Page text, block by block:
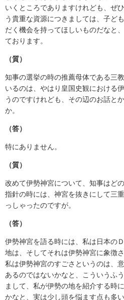
いくところでありますけれども、ぜ
う貴重な資源につきましては、子ど
だく機会を持ってほしいものだなと
ております。
（質）
知事の選挙の時の推薦母体である三
いるのは、やはり皇国史観における
うのですけれども、その辺のお話と
か。
（答）
特にありません。
（質）
改めて伊勢神宮について、知事はど
指針の時には、神宮を抜きにして三
っしゃったのですが。
（答）
伊勢神宮を語る時には、私は日本の
地は、そしてそれは伊勢神宮に象徴
私は伊勢神宮のすごさというのは、
あるのではないかなと、こういうふ
まして、私が伊勢の地を紹介する時
かなと、実は少し頭を悩ます点も多